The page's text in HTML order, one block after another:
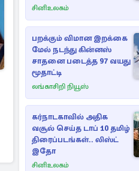
சினிஉலகம்
பறக்கும் விமான இறக்கை
மேல் நடந்து கின்னஸ்
சாதனை படைத்த 97 வயது
மூதாட்டி
லங்காசிறி நியூஸ்
கர்நாடகாவில் அதிக
வசூல் செய்த டாப் 10 தமிழ்
திரைப்படங்கள்.. லிஸ்ட்
இதோ
சினிஉலகம்